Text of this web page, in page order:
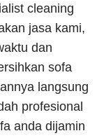
cleaning
jasa kami,
dan
sofa
langsung
profesional
anda dijamin